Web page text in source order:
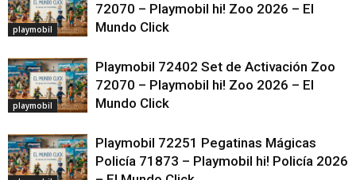
playmobil
72070 – Playmobil hi! Zoo 2026 – El
Mundo Click
playmobil
Playmobil 72402 Set de Activación Zoo
72070 – Playmobil hi! Zoo 2026 – El
Mundo Click
Playmobil 72251 Pegatinas Mágicas
Policía 71873 – Playmobil hi! Policía 2026